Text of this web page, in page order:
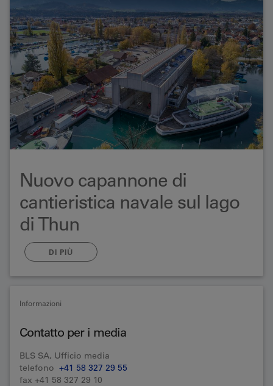
Nuovo capannone di
cantieristica navale sul lago
di Thun
Dopo un periodo dei lavori di costruzione di ben un
anno, BLS l’11 gennaio ha ufficialmente messo in
lago di Thun è assicurato.
DI PIÙ
Informazioni
Contatto per i media
BLS SA, Ufficio media
telefono +41 58 327 29 55
fax +41 58 327 29 10